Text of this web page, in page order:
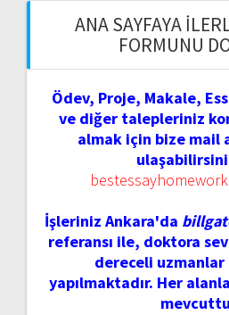
ANA SAYFAYA
FORMUNU
Ödev, Proje, Makale,
ve diğer talepleriniz
almak için bize mail
İşleriniz Ankara'da
referansı ile, doktora
dereceli uzmanlar
yapılmaktadır. Her